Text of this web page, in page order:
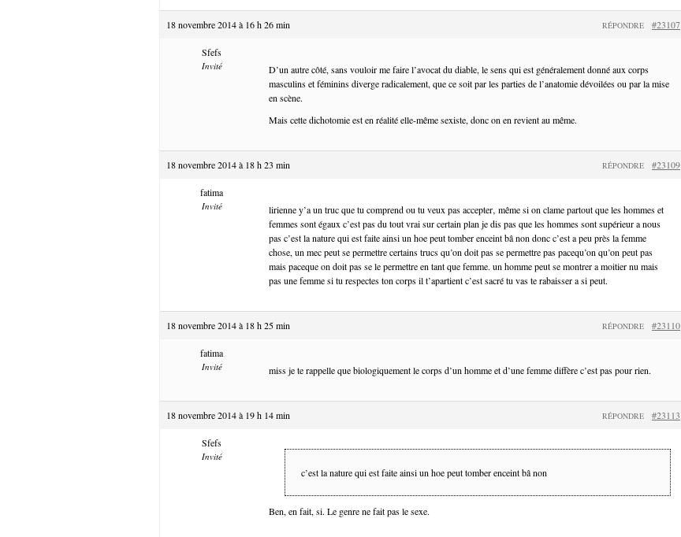
18 novembre 2014 à 16 h 26 min #23107
RÉPONDRE
Sfefs
Invité
D’un autre côté, sans vouloir me faire l’avocat du diable, le sens qui est généralement donné aux corps
masculins et féminins diverge radicalement, que ce soit par les parties de l’anatomie dévoilées ou par la mise
en scène.
Mais cette dichotomie est en réalité elle-même sexiste, donc on en revient au même.
18 novembre 2014 à 18 h 23 min #23109
RÉPONDRE
fatima
Invité
lirienne y’a un truc que tu comprend ou tu veux pas accepter‚ même si on clame partout que les hommes et
femmes sont égaux c’est pas du tout vrai sur certain plan je dis pas que les hommes sont supérieur a nous
pas c’est la nature qui est faite ainsi un hoe peut tomber enceint bâ non donc c’est a peu près la femme
chose, un mec peut se permettre certains trucs qu’on doit pas se permettre pas pacequ’on qu’on peut pas
mais paceque on doit pas se le permettre en tant que femme. un homme peut se montrer a moitier nu mais
pas une femme si tu respectes ton corps il t’apartient c’est sacré tu vas te rabaisser a si peut.
18 novembre 2014 à 18 h 25 min #23110
RÉPONDRE
fatima
Invité miss je te rappelle que biologiquement le corps d’un homme et d’une femme diffère c’est pas pour rien.
18 novembre 2014 à 19 h 14 min #23113
RÉPONDRE
Sfefs
Invité
c’est la nature qui est faite ainsi un hoe peut tomber enceint bâ non
Ben, en fait, si. Le genre ne fait pas le sexe.